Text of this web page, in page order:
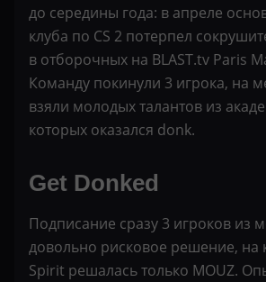
до середины года: в апреле
клуба по CS 2 потерпел
в отборочных на BLAST.tv Paris
Команду покинули 3 игрока, на
взяли молодых талантов из
которых оказался donk.
Get Donked
Подписание сразу 3 игроков из
довольно рисковое решение, на
Spirit решалась только MOUZ.